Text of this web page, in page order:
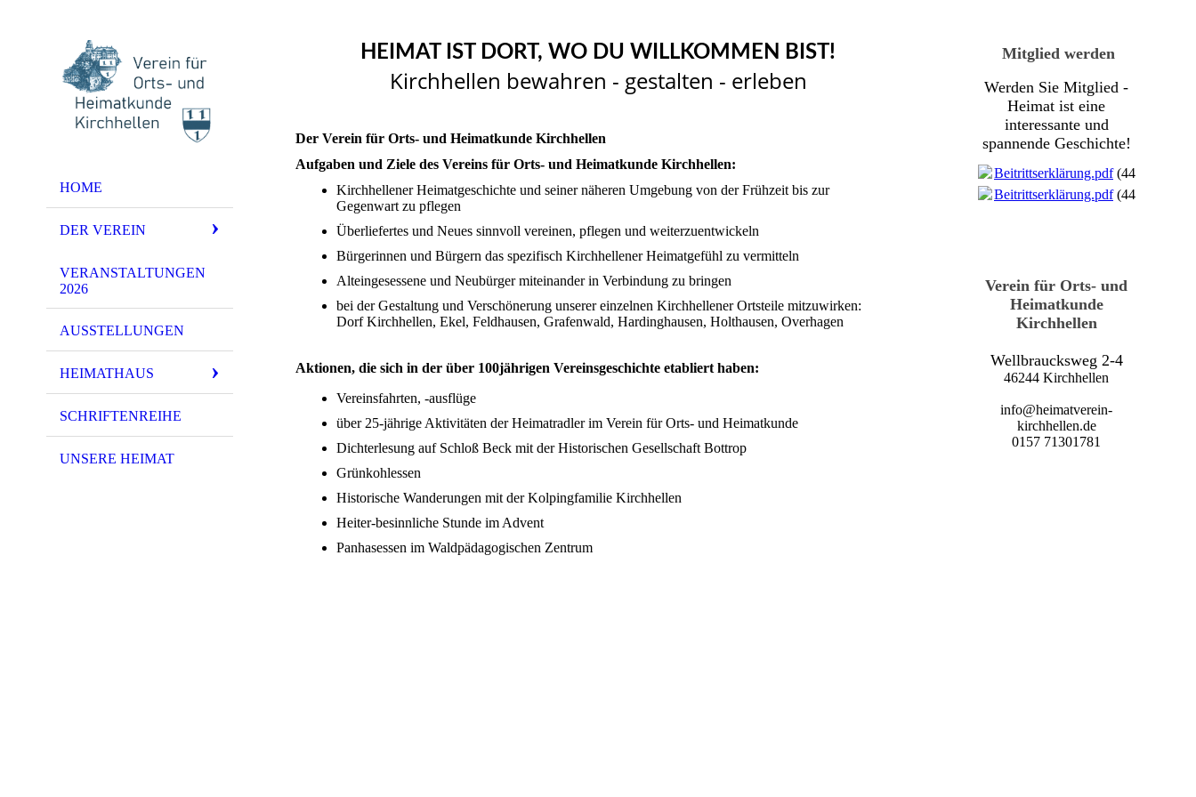
HOME
DER VEREIN
VERANSTALTUNGEN
2026
AUSSTELLUNGEN
HEIMATHAUS
SCHRIFTENREIHE
UNSERE HEIMAT
HEIMAT IST DORT, WO DU WILLKOMMEN BIST!
Kirchhellen bewahren - gestalten - erleben
Der Verein für Orts- und Heimatkunde Kirchhellen
Aufgaben und Ziele des Vereins für Orts- und Heimatkunde Kirchhellen:
Kirchhellener Heimatgeschichte und seiner näheren Umgebung von der Frühzeit bis zur
Gegenwart zu pflegen
Überliefertes und Neues sinnvoll vereinen, pflegen und weiterzuentwickeln
Bürgerinnen und Bürgern das spezifisch Kirchhellener Heimatgefühl zu vermitteln
Alteingesessene und Neubürger miteinander in Verbindung zu bringen
bei der Gestaltung und Verschönerung unserer einzelnen Kirchhellener Ortsteile mitzuwirken:
Dorf Kirchhellen, Ekel, Feldhausen, Grafenwald, Hardinghausen, Holthausen, Overhagen
Aktionen, die sich in der über 100jährigen Vereinsgeschichte etabliert haben:
Vereinsfahrten, -ausflüge
über 25-jährige Aktivitäten der Heimatradler im Verein für Orts- und Heimatkunde
Dichterlesung auf Schloß Beck mit der Historischen Gesellschaft Bottrop
Grünkohlessen
Historische Wanderungen mit der Kolpingfamilie Kirchhellen
Heiter-besinnliche Stunde im Advent
Panhasessen im Waldpädagogischen Zentrum
Mitglied werden
Werden Sie Mitglied -
Heimat ist eine
interessante und
spannende Geschichte!
Beitrittserklärung.pdf(447.47KB)
Beitrittserklärung.pdf(447.47KB)
Verein für Orts- und
Heimatkunde
Kirchhellen
Wellbraucksweg 2-4
46244 Kirchhellen
info@heimatverein-
kirchhellen.de
0157 71301781